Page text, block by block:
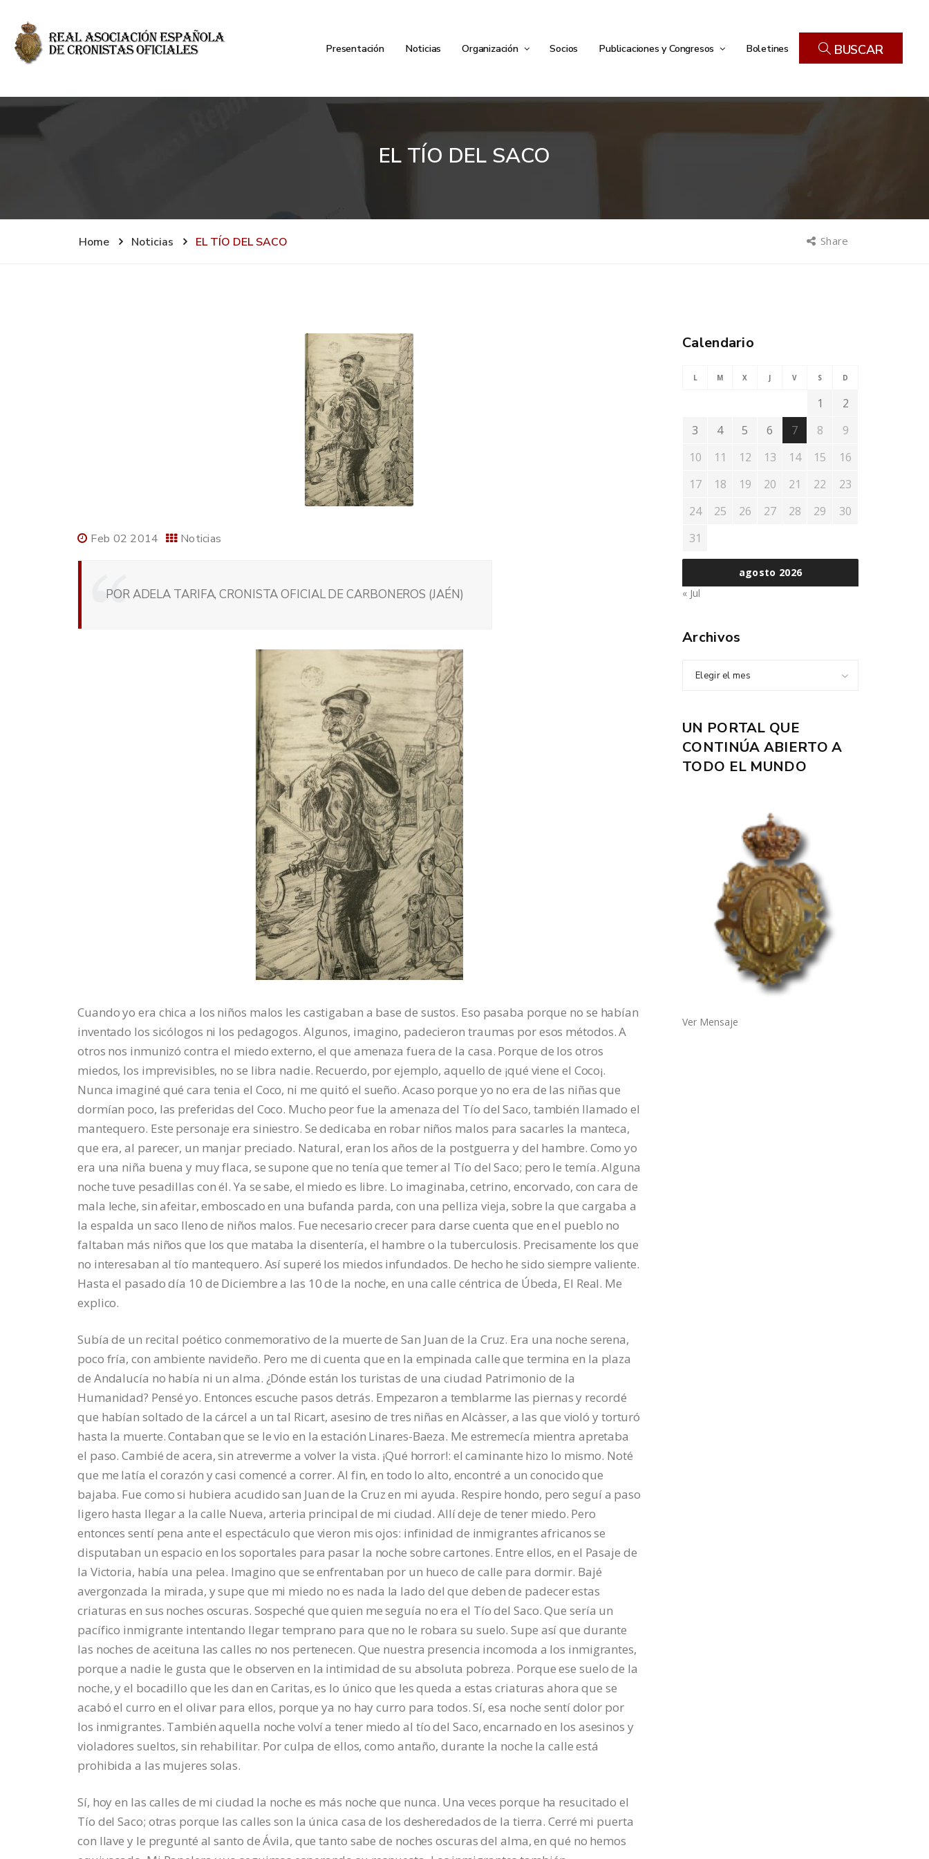
Presentación Noticias Organización Socios Publicaciones y Congresos Boletines BUSCAR
EL TÍO DEL SACO
Home Noticias EL TÍO DEL SACO Share
Feb 02 2014 Noticias
POR ADELA TARIFA, CRONISTA OFICIAL DE CARBONEROS (JAÉN)
Cuando yo era chica a los niños malos les castigaban a base de sustos. Eso pasaba porque no se habían
inventado los sicólogos ni los pedagogos. Algunos, imagino, padecieron traumas por esos métodos. A
otros nos inmunizó contra el miedo externo, el que amenaza fuera de la casa. Porque de los otros
miedos, los imprevisibles, no se libra nadie. Recuerdo, por ejemplo, aquello de ¡qué viene el Coco¡.
Nunca imaginé qué cara tenia el Coco, ni me quitó el sueño. Acaso porque yo no era de las niñas que
dormían poco, las preferidas del Coco. Mucho peor fue la amenaza del Tío del Saco, también llamado el
mantequero. Este personaje era siniestro. Se dedicaba en robar niños malos para sacarles la manteca,
que era, al parecer, un manjar preciado. Natural, eran los años de la postguerra y del hambre. Como yo
era una niña buena y muy flaca, se supone que no tenía que temer al Tío del Saco; pero le temía. Alguna
noche tuve pesadillas con él. Ya se sabe, el miedo es libre. Lo imaginaba, cetrino, encorvado, con cara de
mala leche, sin afeitar, emboscado en una bufanda parda, con una pelliza vieja, sobre la que cargaba a
la espalda un saco lleno de niños malos. Fue necesario crecer para darse cuenta que en el pueblo no
faltaban más niños que los que mataba la disentería, el hambre o la tuberculosis. Precisamente los que
no interesaban al tío mantequero. Así superé los miedos infundados. De hecho he sido siempre valiente.
Hasta el pasado día 10 de Diciembre a las 10 de la noche, en una calle céntrica de Úbeda, El Real. Me
explico.
Subía de un recital poético conmemorativo de la muerte de San Juan de la Cruz. Era una noche serena,
poco fría, con ambiente navideño. Pero me di cuenta que en la empinada calle que termina en la plaza
de Andalucía no había ni un alma. ¿Dónde están los turistas de una ciudad Patrimonio de la
Humanidad? Pensé yo. Entonces escuche pasos detrás. Empezaron a temblarme las piernas y recordé
que habían soltado de la cárcel a un tal Ricart, asesino de tres niñas en Alcàsser, a las que violó y torturó
hasta la muerte. Contaban que se le vio en la estación Linares-Baeza. Me estremecía mientra apretaba
el paso. Cambié de acera, sin atreverme a volver la vista. ¡Qué horror!: el caminante hizo lo mismo. Noté
que me latía el corazón y casi comencé a correr. Al fin, en todo lo alto, encontré a un conocido que
bajaba. Fue como si hubiera acudido san Juan de la Cruz en mi ayuda. Respire hondo, pero seguí a paso
ligero hasta llegar a la calle Nueva, arteria principal de mi ciudad. Allí deje de tener miedo. Pero
entonces sentí pena ante el espectáculo que vieron mis ojos: infinidad de inmigrantes africanos se
disputaban un espacio en los soportales para pasar la noche sobre cartones. Entre ellos, en el Pasaje de
la Victoria, había una pelea. Imagino que se enfrentaban por un hueco de calle para dormir. Bajé
avergonzada la mirada, y supe que mi miedo no es nada la lado del que deben de padecer estas
criaturas en sus noches oscuras. Sospeché que quien me seguía no era el Tío del Saco. Que sería un
pacífico inmigrante intentando llegar temprano para que no le robara su suelo. Supe así que durante
las noches de aceituna las calles no nos pertenecen. Que nuestra presencia incomoda a los inmigrantes,
porque a nadie le gusta que le observen en la intimidad de su absoluta pobreza. Porque ese suelo de la
noche, y el bocadillo que les dan en Caritas, es lo único que les queda a estas criaturas ahora que se
acabó el curro en el olivar para ellos, porque ya no hay curro para todos. Sí, esa noche sentí dolor por
los inmigrantes. También aquella noche volví a tener miedo al tío del Saco, encarnado en los asesinos y
violadores sueltos, sin rehabilitar. Por culpa de ellos, como antaño, durante la noche la calle está
prohibida a las mujeres solas.
Sí, hoy en las calles de mi ciudad la noche es más noche que nunca. Una veces porque ha resucitado el
Tío del Saco; otras porque las calles son la única casa de los desheredados de la tierra. Cerré mi puerta
con llave y le pregunté al santo de Ávila, que tanto sabe de noches oscuras del alma, en qué no hemos
Calendario
agosto 2026
L M X J V S D
1
2
3
4 5 6 7 8
9
10
11 12 13 14 15
16
17
18 19 20 21 22
23
24
25 26 27 28 29
30
31
« Jul
Archivos
Elegir el mes
UN PORTAL QUE
CONTINÚA ABIERTO A
TODO EL MUNDO
Ver Mensaje